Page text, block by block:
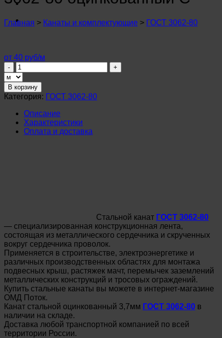
Главная > Канаты и комплектующие > ГОСТ 3062-80
от 40 руб/м
Количество
товара
Канат
стальной
3,7мм
ГОСТ
3062-
80
оцинкованный
В корзину
Категория: ГОСТ 3062-80
Описание
Характеристики
Оплата и доставка
Стальной канат ГОСТ 3062-80
— специализированная конструкционная лента,
состоящая из металлического сердечника и скрученных
вокруг сердечника проволок.
Применяется в строительстве, электроэнергетике и
различных производственных областях для монтажа
подвесных крыш, растяжек мачт, перемычек заземлений
металлических конструкций и тросовых ограждений.
Купить стальные канаты вы можете в интернет-магазине
ОМД Поток.
Канат стальной оцинкованный 3,7мм ГОСТ 3062-80 в
наличии на складе.
Доставка любой транспортной компанией по всей
территории России.